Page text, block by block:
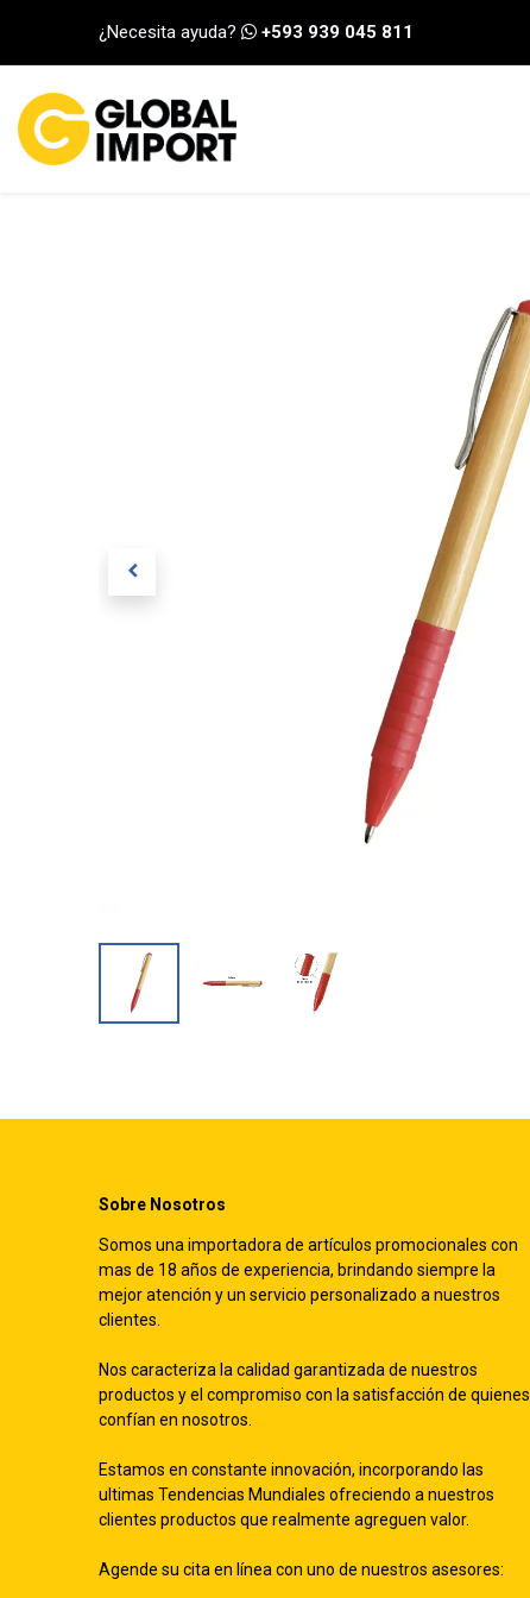
¿Necesita ayuda? +593 939 045 811
Sobre Nosotros
Somos una importadora de artículos promocionales con
mas de 18 años de experiencia, brindando siempre la
mejor atención y un servicio personalizado a nuestros
clientes.
Nos caracteriza la calidad garantizada de nuestros
productos y el compromiso con la satisfacción de quienes
confían en nosotros.
Estamos en constante innovación, incorporando las
ultimas Tendencias Mundiales ofreciendo a nuestros
clientes productos que realmente agreguen valor.
Agende su cita en línea con uno de nuestros asesores: